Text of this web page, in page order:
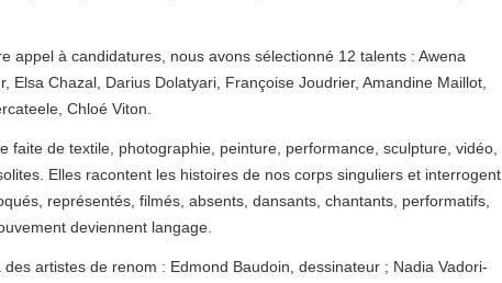
appel à candidatures, nous avons sélectionné 12 talents : Awena
Elsa Chazal, Darius Dolatyari, Françoise Joudrier, Amandine Maillot,
Chloé Viton.
de textile, photographie, peinture, performance, sculpture, vidéo,
Elles racontent les histoires de nos corps singuliers et interrogent
représentés, filmés, absents, dansants, chantants, performatifs,
deviennent langage.
artistes de renom : Edmond Baudoin, dessinateur ; Nadia Vadori-